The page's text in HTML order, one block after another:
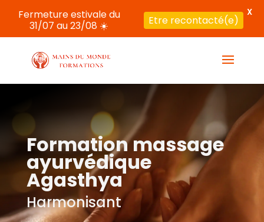
Formation massage
ayurvédique
Agasthya
Harmonisant
Fermeture estivale du
31/07 au 23/08 ☀️
Etre recontacté(e)
X